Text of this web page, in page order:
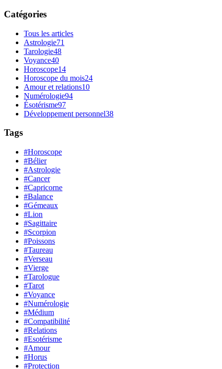
Catégories
Tous les articles
Astrologie71
Tarologie48
Voyance40
Horoscope14
Horoscope du mois24
Amour et relations10
Numérologie94
Ésotérisme97
Développement personnel38
Tags
#Horoscope
#Bélier
#Astrologie
#Cancer
#Capricorne
#Balance
#Gémeaux
#Lion
#Sagittaire
#Scorpion
#Poissons
#Taureau
#Verseau
#Vierge
#Tarologue
#Tarot
#Voyance
#Numérologie
#Médium
#Compatibilité
#Relations
#Esotérisme
#Amour
#Horus
#Protection